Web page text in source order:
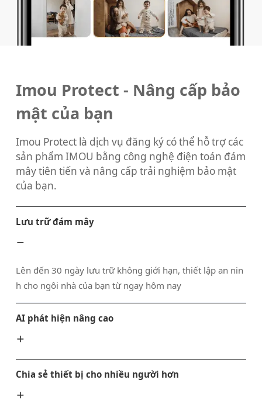
Imou Protect - Nâng cấp bảo
mật của bạn
Imou Protect là dịch vụ đăng ký có thể hỗ trợ các
sản phẩm IMOU bằng công nghệ điện toán đám
mây tiên tiến và nâng cấp trải nghiệm bảo mật
của bạn.
Lưu trữ đám mây
Lên đến 30 ngày lưu trữ không giới hạn, thiết lập an nin
h cho ngôi nhà của bạn từ ngay hôm nay
AI phát hiện nâng cao
Chia sẻ thiết bị cho nhiều người hơn